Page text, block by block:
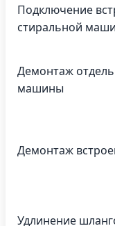
Подключение
стиральной
Демонтаж
машины
Демонтаж
Удлинение